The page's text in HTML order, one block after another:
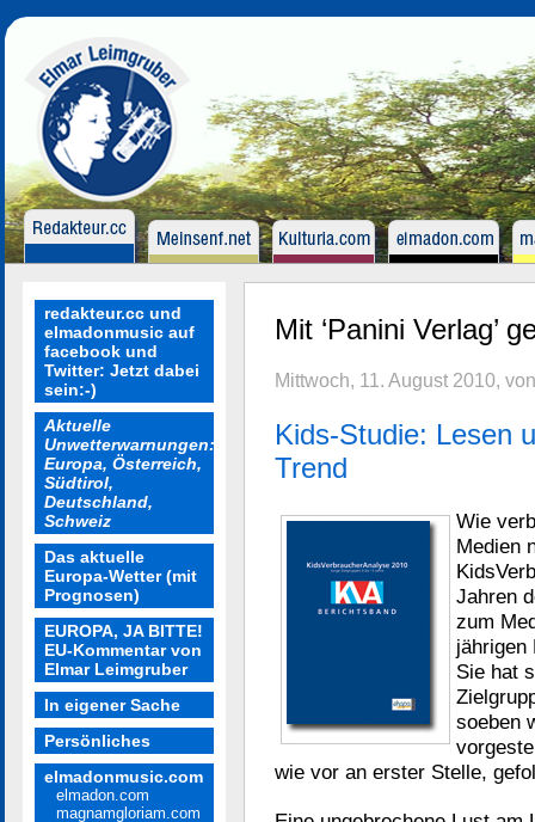
redakteur.cc und
elmadonmusic auf
facebook und
Twitter: Jetzt dabei
sein:-)
Aktuelle
Unwetterwarnungen:
Europa, Österreich,
Südtirol,
Deutschland,
Schweiz
Das aktuelle
Europa-Wetter (mit
Prognosen)
EUROPA, JA BITTE!
EU-Kommentar von
Elmar Leimgruber
In eigener Sache
Persönliches
elmadonmusic.com
elmadon.com
magnamgloriam.com
Mit ‘Panini Verlag’
Mittwoch, 11. August 2010,
Kids-Studie: Lesen
Trend
Wie
Medien
Jahren
zum
jährigen
Sie hat
soeben
wie vor an erster Stelle,